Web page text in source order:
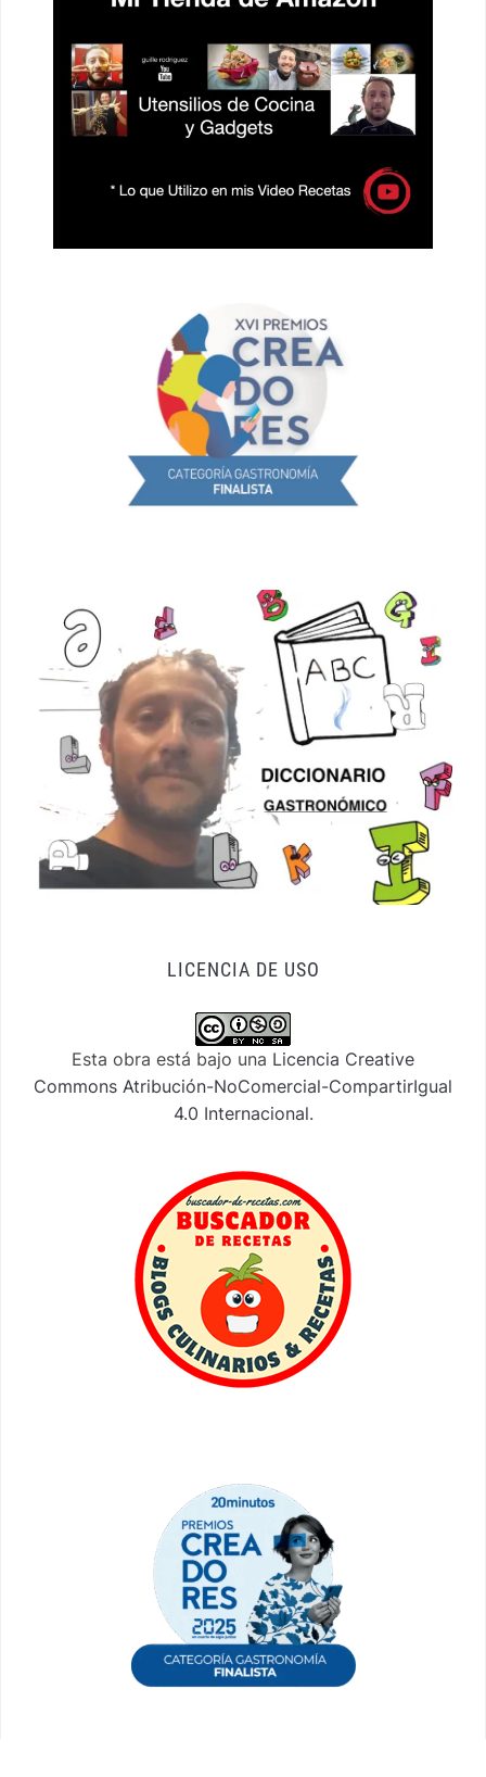
LICENCIA DE USO
Esta obra está bajo una Licencia Creative
Commons Atribución-NoComercial-CompartirIgual
4.0 Internacional.